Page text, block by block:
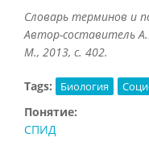
Словарь терминов и
Автор-составитель
М., 2013, с. 402.
Tags: Биология
Понятие:
СПИД